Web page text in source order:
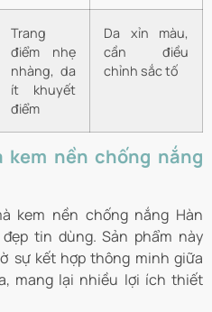
Trang
điểm nhẹ
nhàng, da
ít khuyết
điểm
Da xỉn màu,
cần điều
chỉnh sắc tố
nền chống nắng
kem nền chống nắng Hàn
tin dùng. Sản phẩm này
sự kết hợp thông minh giữa
mang lại nhiều lợi ích thiết